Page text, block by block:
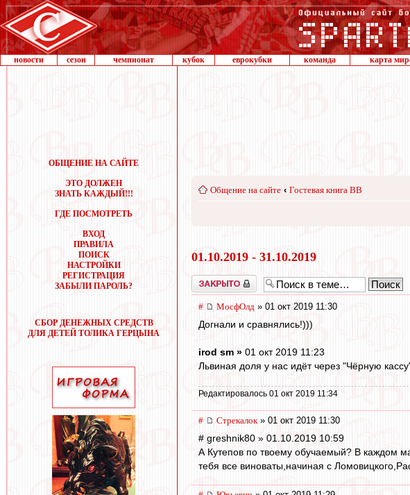
новости сезон чемпионат кубок еврокубки команда карта
ОБЩЕНИЕ НА САЙТЕ
ЭТО ДОЛЖЕН
ЗНАТЬ КАЖДЫЙ!!!
ГДЕ ПОСМОТРЕТЬ
ВХОД
ПРАВИЛА
ПОИСК
НАСТРОЙКИ
РЕГИСТРАЦИЯ
ЗАБЫЛИ ПАРОЛЬ?
СБОР ДЕНЕЖНЫХ СРЕДСТВ
ДЛЯ ДЕТЕЙ ТОЛИКА ГЕРЦЫНА
Общение на сайте ‹ Гостевая книга ВВ
01.10.2019 - 31.10.2019
Закрыто
# МосфОлд » 01 окт 2019 11:30
Догнали и сравнялись!)))
irod sm » 01 окт 2019 11:23
Львиная доля у нас идёт через "Чёрную
Редактировалось 01 окт 2019 11:34
# Стрекалок » 01 окт 2019 11:30
# greshnik80 » 01.10.2019 10:59
А Кутепов по твоему обучаемый? В каждом
тебя все виноваты,начиная с